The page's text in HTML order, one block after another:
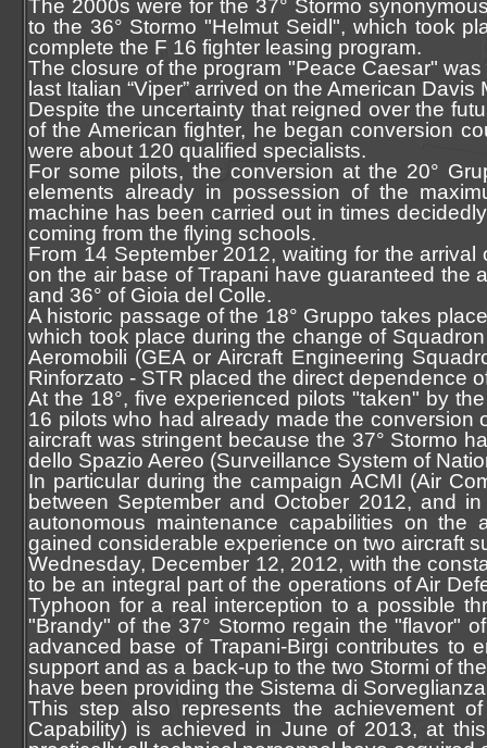
The 2000s were for the 37° Stormo
to the 36° Stormo "Helmut Seidl", which took
complete the F 16 fighter leasing program.
The closure of the program "Peace Caesar"
last Italian “Viper” arrived on the American
Despite the uncertainty that reigned over the
of the American fighter, he began conversion
were about 120 qualified specialists.
For some pilots, the conversion at the 20°
elements already in possession of the
machine has been carried out in times
coming from the flying schools.
From 14 September 2012, waiting for the
on the air base of Trapani have guaranteed the
and 36° of Gioia del Colle.
A historic passage of the 18° Gruppo takes
which took place during the change of
Aeromobili (GEA or Aircraft Engineering
Rinforzato - STR placed the direct dependence
At the 18°, five experienced pilots "taken" by
16 pilots who had already made the
aircraft was stringent because the 37° Stormo
dello Spazio Aereo (Surveillance System of
In particular during the campaign ACMI (Air
between September and October 2012, and
autonomous maintenance capabilities on
gained considerable experience on two aircraft
Wednesday, December 12, 2012, with the
to be an integral part of the operations of Air
Typhoon for a real interception to a possible
"Brandy" of the 37° Stormo regain the "flavor"
advanced base of Trapani-Birgi contributes to
support and as a back-up to the two Stormi of
have been providing the Sistema di
This step also represents the achievement
Capability) is achieved in June of 2013, at